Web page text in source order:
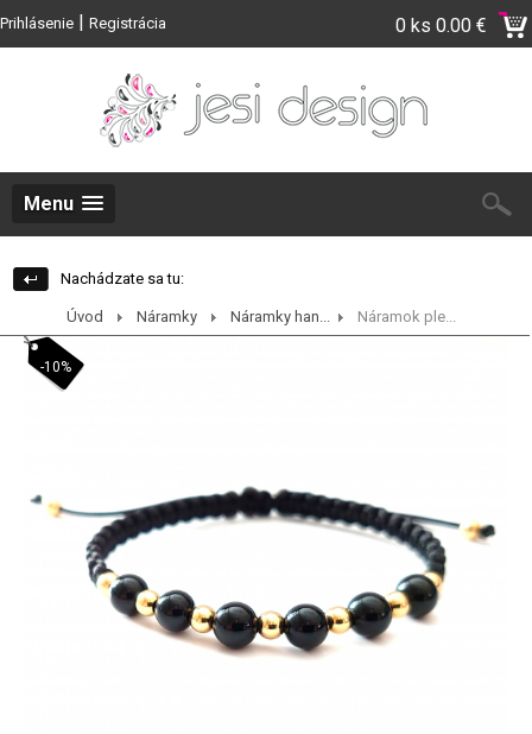
Prihlásenie | Registrácia 0 ks 0.00 €
Menu
Nachádzate sa tu:
Úvod Náramky Náramky han... Náramok ple...
-10%